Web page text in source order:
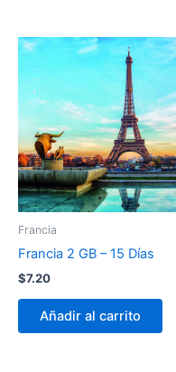
Francia
Francia 2 GB – 15 Días
$7.20
Añadir al carrito